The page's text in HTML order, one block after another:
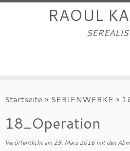
Inhalt
RAOUL
Startseite » SERIENWERKE »
18_Operation
Veröffentlicht am 25. März 2016 mit den